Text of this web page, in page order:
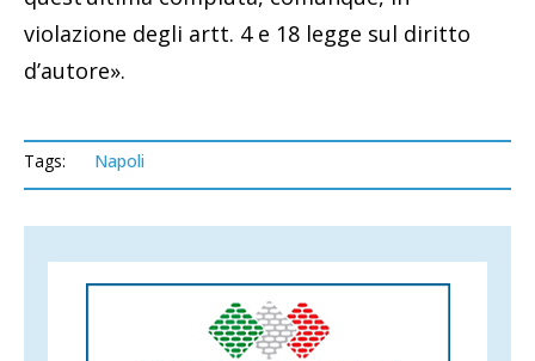
violazione degli artt. 4 e 18 legge sul diritto
d’autore».
Tags: Napoli